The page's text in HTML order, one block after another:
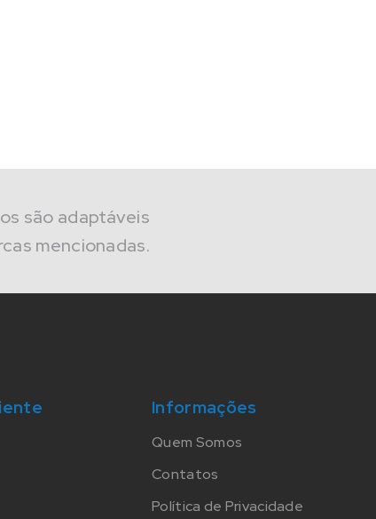
são adaptáveis
mencionadas.
Informações
Quem Somos
Contatos
Política de Privacidade